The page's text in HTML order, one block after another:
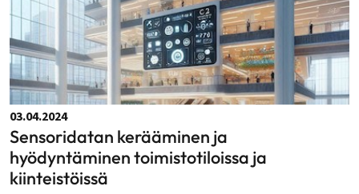
03.04.2024
Sensoridatan kerääminen ja
hyödyntäminen toimistotiloissa ja
kiinteistöissä